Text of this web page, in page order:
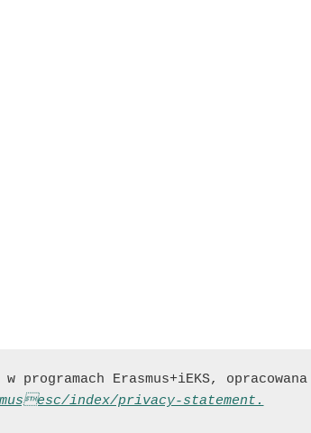
programach Erasmus+iEKS,
index/privacy-statement.